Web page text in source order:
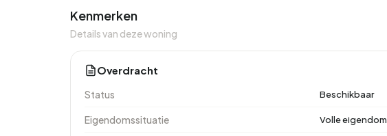
Kenmerken
Details van deze woning
Overdracht
Status Beschikbaar
Eigendomssituatie Volle eigendom